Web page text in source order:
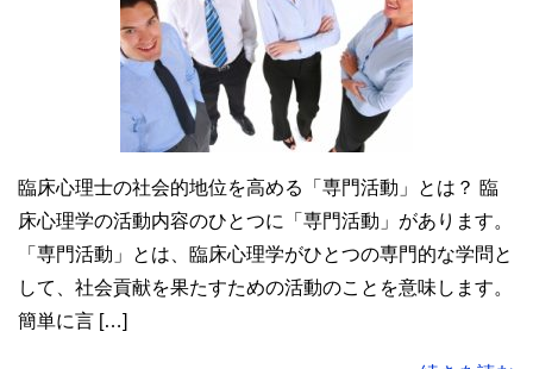
臨床心理士の社会的地位を高める「専門活動」とは？ 臨
床心理学の活動内容のひとつに「専門活動」があります。
「専門活動」とは、臨床心理学がひとつの専門的な学問と
して、社会貢献を果たすための活動のことを意味します。
簡単に言 […]